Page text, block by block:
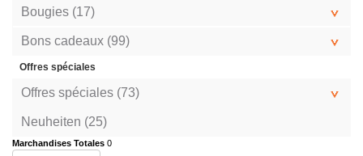
Bougies (17)
Bons cadeaux (99)
Offres spéciales
Offres spéciales (73)
Neuheiten (25)
Marchandises Totales 0